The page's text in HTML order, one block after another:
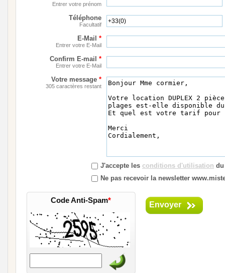
Entrer votre prénom
Téléphone
Facultatif
E-Mail *
Entrer votre E-Mail
Confirm E-mail *
Entrer votre E-Mail
Votre message *
305 caractères restant
J'accepte les conditions d'utilisation
Ne pas recevoir la newsletter
Code Anti-Spam* Envoyer